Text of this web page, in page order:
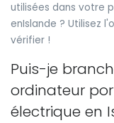
utilisées dans votre
enIslande ? Utilisez
vérifier !
Puis-je
ordinateur
électrique en